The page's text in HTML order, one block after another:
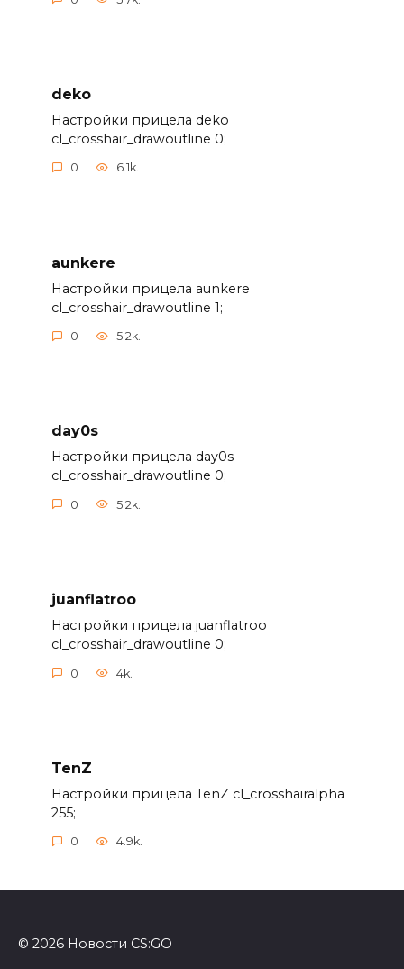
deko
Настройки прицела deko
cl_crosshair_drawoutline 0;
0 6.1k.
aunkere
Настройки прицела aunkere
cl_crosshair_drawoutline 1;
0 5.2k.
day0s
Настройки прицела day0s
cl_crosshair_drawoutline 0;
0 5.2k.
juanflatroo
Настройки прицела juanflatroo
cl_crosshair_drawoutline 0;
0 4k.
TenZ
Настройки прицела TenZ cl_crosshairalpha
255;
0 4.9k.
© 2026 Новости CS:GO